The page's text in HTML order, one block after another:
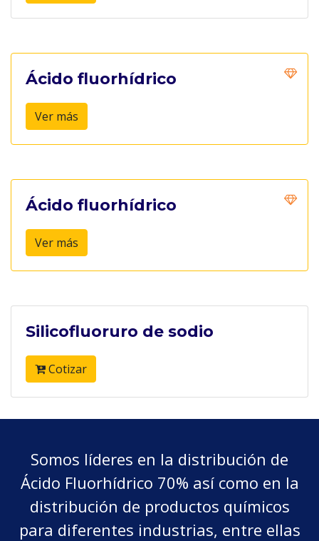
Ácido fluorhídrico
Ver más
Ácido fluorhídrico
Ver más
Silicofluoruro de sodio
Cotizar
Somos líderes en la distribución de
Ácido Fluorhídrico 70% así como en la
distribución de productos químicos
para diferentes industrias, entre ellas